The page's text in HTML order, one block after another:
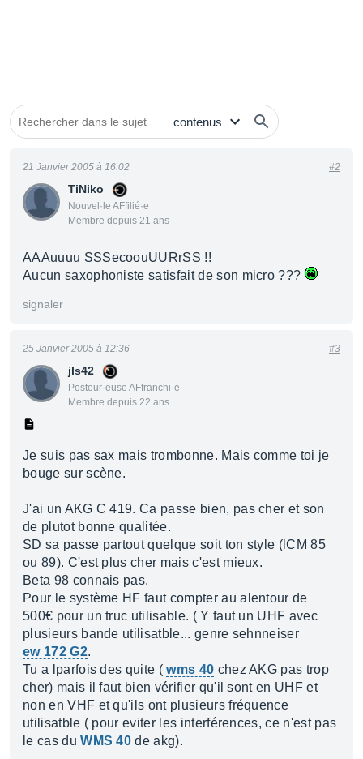
TiNiko
Nouvel·le AFfilié·e
Membre depuis 21 ans
21 Janvier 2005 à 16:02 #2
AAAuuuu SSSecoouUURrSS !!
Aucun saxophoniste satisfait de son micro ???
signaler
jls42
Posteur·euse AFfranchi·e
Membre depuis 22 ans
25 Janvier 2005 à 12:36 #3
Je suis pas sax mais trombonne. Mais comme toi je
bouge sur scène.
J'ai un AKG C 419. Ca passe bien, pas cher et son
de plutot bonne qualitée.
SD sa passe partout quelque soit ton style (lCM 85
ou 89). C'est plus cher mais c'est mieux.
Beta 98 connais pas.
Pour le système HF faut compter au alentour de
500€ pour un truc utilisable. ( Y faut un UHF avec
plusieurs bande utilisatble... genre sehnneiser
ew 172 G2.
Tu a lparfois des quite (wms 40 chez AKG pas trop
cher) mais il faut bien vérifier qu'il sont en UHF et
non en VHF et qu'ils ont plusieurs fréquence
utilisatble ( pour eviter les interférences, ce n'est pas
le cas duWMS 40 de akg).